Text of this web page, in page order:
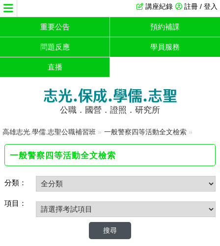
註冊 / 登入
講座紀錄
重要公告 預約補課
問題反應 學員服務
直播
志光.保成.學儒.志聖
公職．國營．證照．研究所
高雄志光.學儒.志聖公職補習班 » 一般警察四等活動全文檢索 »
一般警察四等活動全文檢索
分類：
項目：